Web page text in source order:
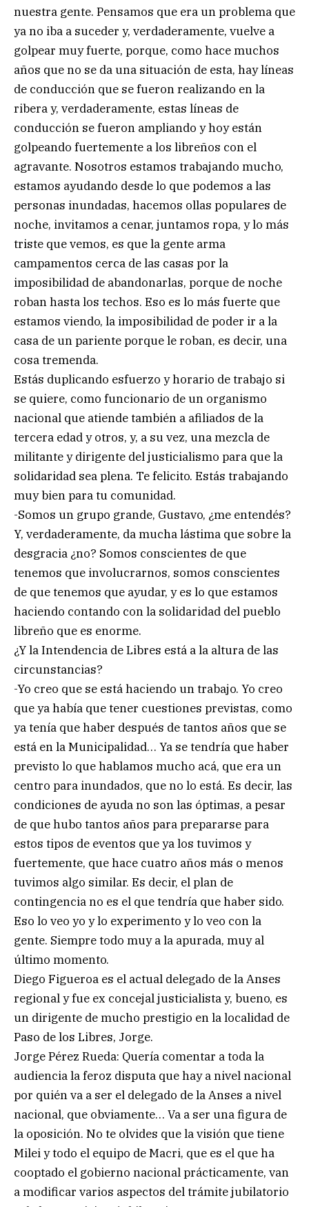
nuestra gente. Pensamos que era un problema que
ya no iba a suceder y, verdaderamente, vuelve a
golpear muy fuerte, porque, como hace muchos
años que no se da una situación de esta, hay líneas
de conducción que se fueron realizando en la
ribera y, verdaderamente, estas líneas de
conducción se fueron ampliando y hoy están
golpeando fuertemente a los libreños con el
agravante. Nosotros estamos trabajando mucho,
estamos ayudando desde lo que podemos a las
personas inundadas, hacemos ollas populares de
noche, invitamos a cenar, juntamos ropa, y lo más
triste que vemos, es que la gente arma
campamentos cerca de las casas por la
imposibilidad de abandonarlas, porque de noche
roban hasta los techos. Eso es lo más fuerte que
estamos viendo, la imposibilidad de poder ir a la
casa de un pariente porque le roban, es decir, una
cosa tremenda.
Estás duplicando esfuerzo y horario de trabajo si
se quiere, como funcionario de un organismo
nacional que atiende también a afiliados de la
tercera edad y otros, y, a su vez, una mezcla de
militante y dirigente del justicialismo para que la
solidaridad sea plena. Te felicito. Estás trabajando
muy bien para tu comunidad.
-Somos un grupo grande, Gustavo, ¿me entendés?
Y, verdaderamente, da mucha lástima que sobre la
desgracia ¿no? Somos conscientes de que
tenemos que involucrarnos, somos conscientes
de que tenemos que ayudar, y es lo que estamos
haciendo contando con la solidaridad del pueblo
libreño que es enorme.
¿Y la Intendencia de Libres está a la altura de las
circunstancias?
-Yo creo que se está haciendo un trabajo. Yo creo
que ya había que tener cuestiones previstas, como
ya tenía que haber después de tantos años que se
está en la Municipalidad… Ya se tendría que haber
previsto lo que hablamos mucho acá, que era un
centro para inundados, que no lo está. Es decir, las
condiciones de ayuda no son las óptimas, a pesar
de que hubo tantos años para prepararse para
estos tipos de eventos que ya los tuvimos y
fuertemente, que hace cuatro años más o menos
tuvimos algo similar. Es decir, el plan de
contingencia no es el que tendría que haber sido.
Eso lo veo yo y lo experimento y lo veo con la
gente. Siempre todo muy a la apurada, muy al
último momento.
Diego Figueroa es el actual delegado de la Anses
regional y fue ex concejal justicialista y, bueno, es
un dirigente de mucho prestigio en la localidad de
Paso de los Libres, Jorge.
Jorge Pérez Rueda: Quería comentar a toda la
audiencia la feroz disputa que hay a nivel nacional
por quién va a ser el delegado de la Anses a nivel
nacional, que obviamente… Va a ser una figura de
la oposición. No te olvides que la visión que tiene
Milei y todo el equipo de Macri, que es el que ha
cooptado el gobierno nacional prácticamente, van
a modificar varios aspectos del trámite jubilatorio